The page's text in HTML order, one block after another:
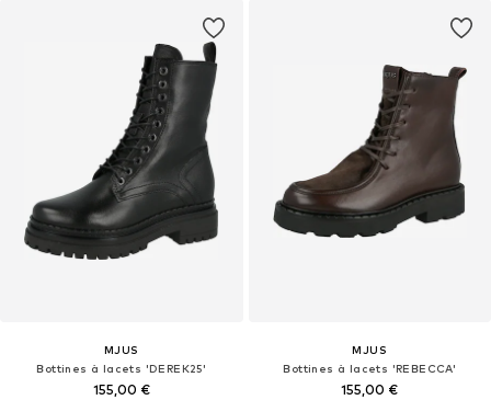
MJUS
Bottines à lacets 'DEREK25'
155,00 €
MJUS
Bottines à lacets 'REBECCA'
155,00 €